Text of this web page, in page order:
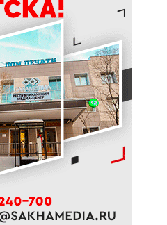
Борисов назвал
главы Якутии с
сигналом доверия и
региона
участковые в
приняли около 2000
Жатая похитила
с клумбы в центре
нет типовых задач»:
стройплощадки